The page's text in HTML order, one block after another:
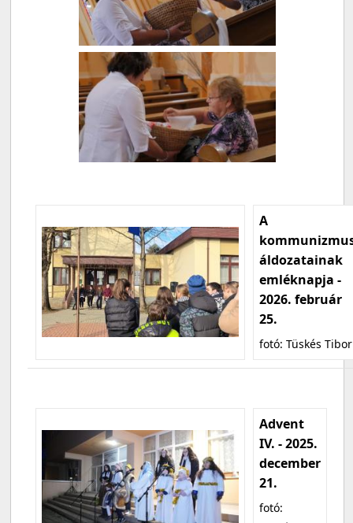
A
áldozatainak
emléknapja -
2026. február
25.
fotó: Tüskés Tibor
Advent
IV. - 2025.
december
21.
fotó: